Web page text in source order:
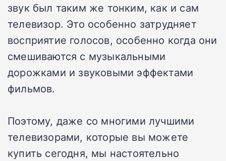
звук был таким же тонким, как и сам
телевизор. Это особенно затрудняет
восприятие голосов, особенно когда они
смешиваются с музыкальными
дорожками и звуковыми эффектами
фильмов.
Поэтому, даже со многими лучшими
телевизорами, которые вы можете
купить сегодня, мы настоятельно